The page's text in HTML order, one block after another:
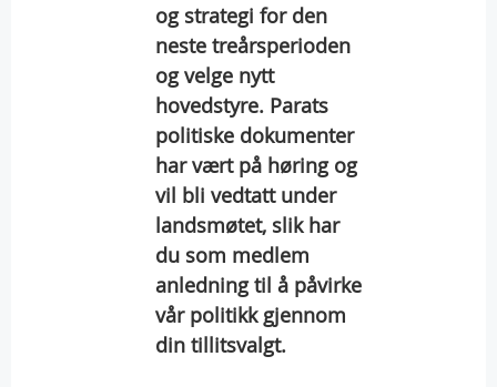
og strategi for den
neste treårsperioden
og velge nytt
hovedstyre. Parats
politiske dokumenter
har vært på høring og
vil bli vedtatt under
landsmøtet, slik har
du som medlem
anledning til å påvirke
vår politikk gjennom
din tillitsvalgt.